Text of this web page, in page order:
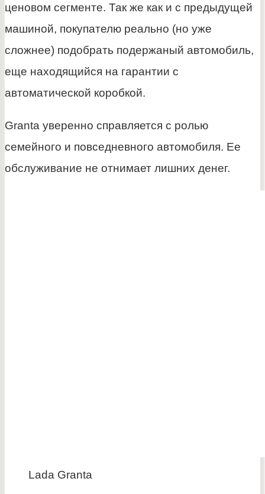
ценовом сегменте. Так же как и с предыдущей
машиной, покупателю реально (но уже
сложнее) подобрать подержаный автомобиль,
еще находящийся на гарантии с
автоматической коробкой.
Granta уверенно справляется с ролью
семейного и повседневного автомобиля. Ее
обслуживание не отнимает лишних денег.
Lada Granta